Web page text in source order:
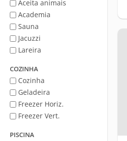
Aceita animais
Academia
Sauna
Jacuzzi
Lareira
COZINHA
Cozinha
Geladeira
Freezer Horiz.
Freezer Vert.
PISCINA